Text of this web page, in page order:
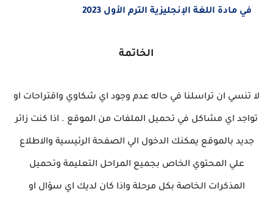
في مادة اللغة الإنجليزية الترم الأول 2023
الخاتمة
لا تنسي ان تراسلنا في حاله عدم وجود اي شكاوي واقتراحات او
تواجد اي مشاكل في تحميل الملفات من الموقع . اذا كنت زائر
جديد بالموقع يمكنك الدخول الي الصفحة الرئيسية والاطلاع
علي المحتوي الخاص بجميع المراحل التعليمة وتحميل
المذكرات الخاصة بكل مرحلة واذا كان لديك اي سؤال او